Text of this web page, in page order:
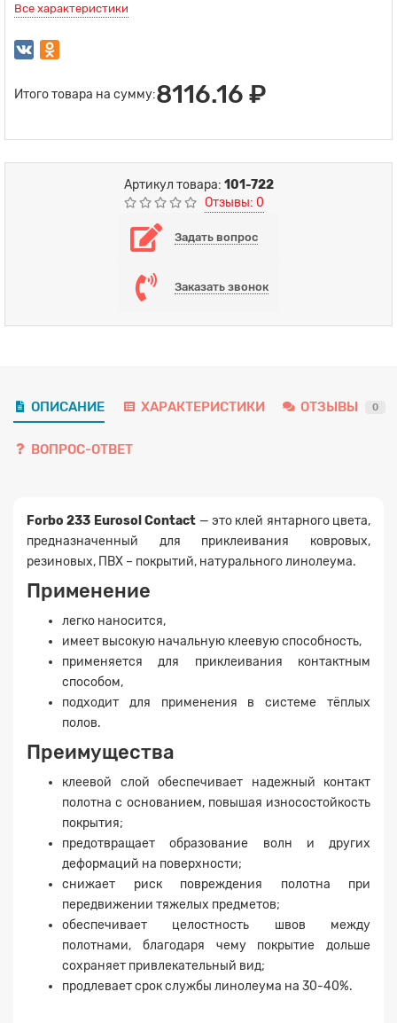
Все характеристики
Итого товара на сумму:8116.16 ₽
Артикул товара: 101-722
Отзывы: 0
Задать вопрос
Заказать звонок
ОПИСАНИЕ ХАРАКТЕРИСТИКИ ОТЗЫВЫ 0
ВОПРОС-ОТВЕТ
Forbo 233 Eurosol Contact — это клей янтарного цвета,
предназначенный для приклеивания ковровых,
резиновых, ПВХ – покрытий, натурального линолеума.
Применение
легко наносится,
имеет высокую начальную клеевую способность,
применяется для приклеивания контактным
способом,
подходит для применения в системе тёплых
полов.
Преимущества
клеевой слой обеспечивает надежный контакт
полотна с основанием, повышая износостойкость
покрытия;
предотвращает образование волн и других
деформаций на поверхности;
снижает риск повреждения полотна при
передвижении тяжелых предметов;
обеспечивает целостность швов между
полотнами, благодаря чему покрытие дольше
сохраняет привлекательный вид;
продлевает срок службы линолеума на 30-40%.
Заявка на расчет